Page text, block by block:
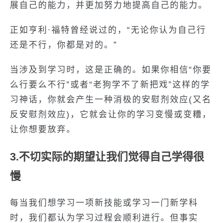
展自己的能力，并更加努力地提高自己的能力。
正如亨利·福特曾经说过的，“无论你认为自己行
还是不行，你都是对的。”
当涉及到学习时，这是正确的。如果你相信“你要
么行要么不行”或者“老狗学不了新把戏”这样的学
习神话，你就会产生一种消极的安慰剂效应(又名
反安慰剂效应)，它就会让你的学习变慢或变糟，
让你想要放弃。
3.不切实际的期望让我们觉得自己学得很
慢
每当我们想学习一项新技能或学习一门新学科
时，我们都认为学习过程会顺利进行。但事实